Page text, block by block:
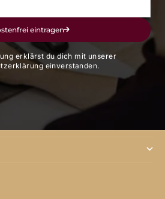
eintragen
erklärst du dich mit unserer
einverstanden.